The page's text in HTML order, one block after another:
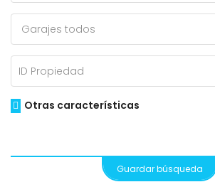
Otras características
Guardar búsqueda